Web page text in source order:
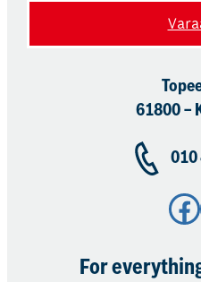
61800 –
010
Facebook
For